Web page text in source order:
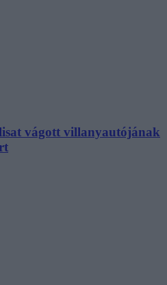
vágott villanyautójának